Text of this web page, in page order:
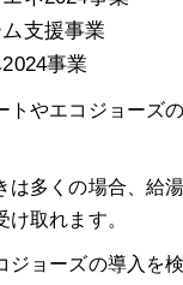
支援事業
事業
トやエコジョーズ
は多くの場合、給
取れます。
ジョーズの導入を